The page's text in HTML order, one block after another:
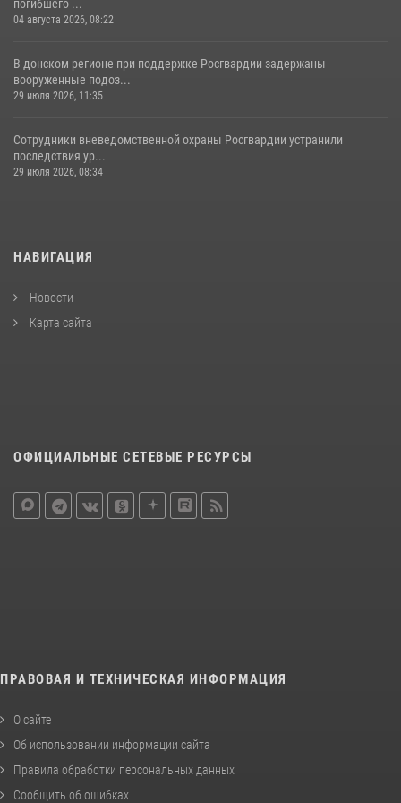
погибшего ...
04 августа 2026, 08:22
В донском регионе при поддержке Росгвардии задержаны
вооруженные подоз...
29 июля 2026, 11:35
Сотрудники вневедомственной охраны Росгвардии устранили
последствия ур...
29 июля 2026, 08:34
НАВИГАЦИЯ
Новости
Карта сайта
ОФИЦИАЛЬНЫЕ СЕТЕВЫЕ РЕСУРСЫ
ПРАВОВАЯ И ТЕХНИЧЕСКАЯ ИНФОРМАЦИЯ
О сайте
Об использовании информации сайта
Правила обработки персональных данных
Сообщить об ошибках